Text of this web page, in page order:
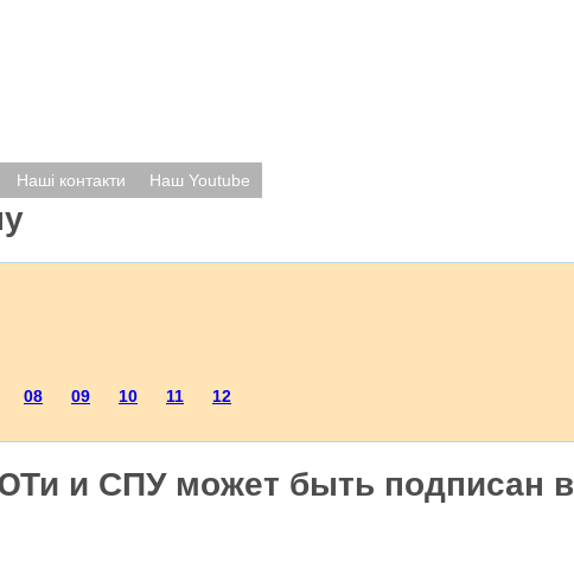
Наші контакти Наш Youtube
08 09 10 11 12
и СПУ может быть подписан в